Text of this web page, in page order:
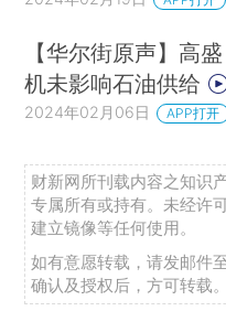
【华尔街原声】高
机未影响石油供给
2024年02月06日 APP打开
财新网所刊载内容之知识
专属所有或持有。未经许
建立镜像等任何使用。
如有意愿转载，请发邮件
确认及授权后，方可转载。